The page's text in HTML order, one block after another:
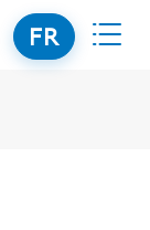
FR 